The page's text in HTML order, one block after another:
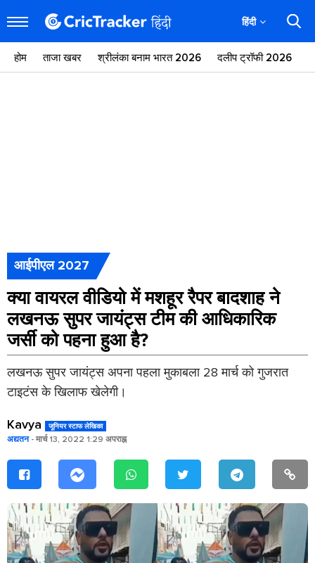
हिंदी
होम ताजा खबर श्रीलंका बनाम भारत 2026 दलीप ट्रॉफी 2026
आईपीएल 2027
क्या वायरल वीडियो में मशहूर रैपर बादशाह ने
लखनऊ सुपर जायंट्स टीम की आधिकारिक
जर्सी को पहना हुआ है?
लखनऊ सुपर जायंट्स अपना पहला मुकाबला 28 मार्च को गुजरात
टाइटंस के खिलाफ खेलेगी।
Kavya जूनियर स्टाफ लेखिका
अद्यतन- मार्च 13, 2022 1:29 अपराह्न